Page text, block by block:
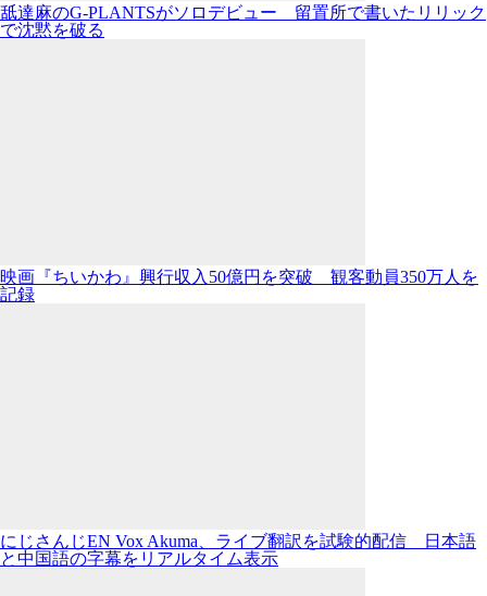
舐達麻のG-PLANTSがソロデビュー 留置所で書いたリリック
で沈黙を破る
映画『ちいかわ』興行収入50億円を突破 観客動員350万人を
記録
にじさんじEN Vox Akuma、ライブ翻訳を試験的配信 日本語
と中国語の字幕をリアルタイム表示